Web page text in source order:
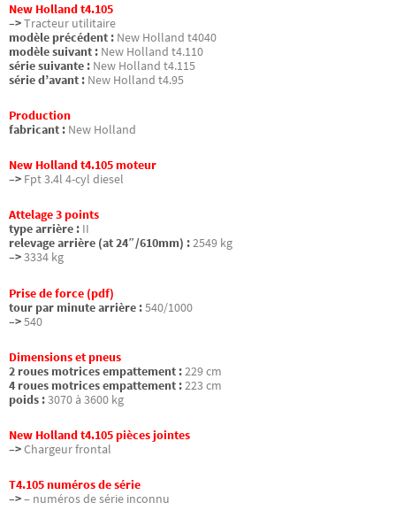
New Holland t4.105
–>Tracteur utilitaire
modèle précédent : New Holland t4040
modèle suivant : New Holland t4.110
série suivante : New Holland t4.115
série d’avant : New Holland t4.95
Production
fabricant : New Holland
New Holland t4.105 moteur
–> Fpt 3.4l 4-cyl diesel
Attelage 3 points
type arrière : II
relevage arrière (at 24″/610mm) :2549 kg
–>3334 kg
Prise de force (pdf)
tour par minute arrière :540/1000
–>540
Dimensions et pneus
2 roues motrices empattement :229 cm
4 roues motrices empattement :223 cm
poids :3070 à 3600 kg
New Holland t4.105 pièces jointes
–>Chargeur frontal
T4.105 numéros de série
–>– numéros de série inconnu